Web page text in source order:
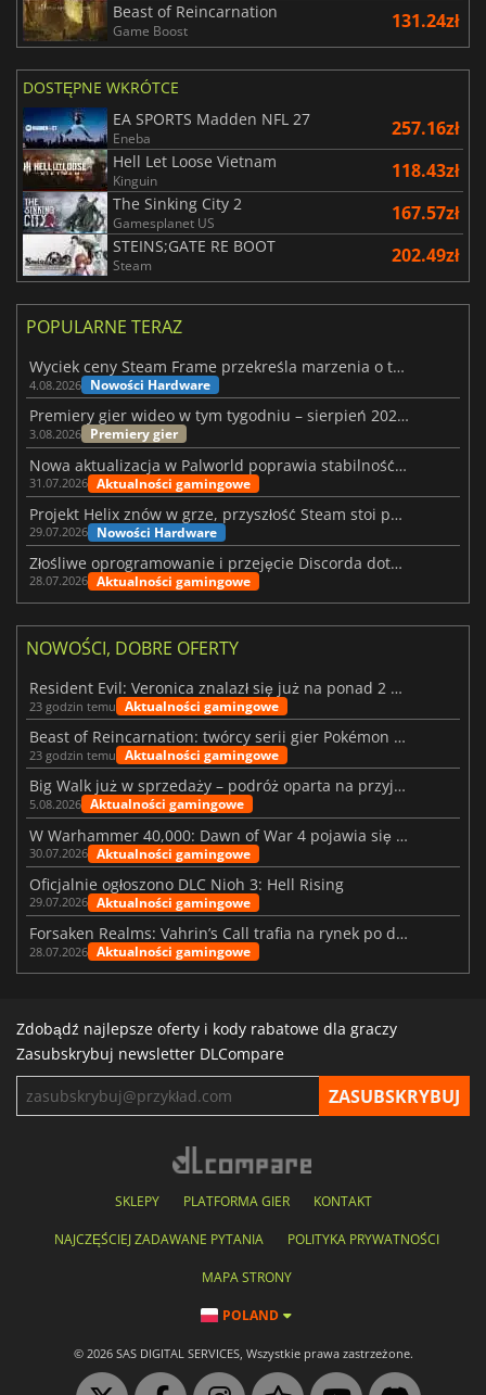
Beast of Reincarnation
Game Boost 131.24zł
DOSTĘPNE WKRÓTCE
EA SPORTS Madden NFL 27
Eneba 257.16zł
Hell Let Loose Vietnam
Kinguin 118.43zł
The Sinking City 2
Gamesplanet US 167.57zł
STEINS;GATE RE BOOT
Steam 202.49zł
POPULARNE TERAZ
Wyciek ceny Steam Frame przekreśla marzenia o tanim zestawie VR
4.08.2026 Nowości Hardware
Premiery gier wideo w tym tygodniu – sierpień 2026 r. (32. tydzień)
3.08.2026 Premiery gier
Nowa aktualizacja w Palworld poprawia stabilność Sunreach i walk z bossami
31.07.2026 Aktualności gamingowe
Projekt Helix znów w grze, przyszłość Steam stoi pod znakiem zapytania
29.07.2026 Nowości Hardware
Złośliwe oprogramowanie i przejęcie Discorda dotknęły Meccha Chameleon
28.07.2026 Aktualności gamingowe
NOWOŚCI, DOBRE OFERTY
Resident Evil: Veronica znalazł się już na ponad 2 milionach list życzeń
23 godzin temu Aktualności gamingowe
Beast of Reincarnation: twórcy serii gier Pokémon wkraczają na nową ścieżkę
23 godzin temu Aktualności gamingowe
Big Walk już w sprzedaży – podróż oparta na przyjaźni
5.08.2026 Aktualności gamingowe
W Warhammer 40,000: Dawn of War 4 pojawia się frakcja Nekronów
30.07.2026 Aktualności gamingowe
Oficjalnie ogłoszono DLC Nioh 3: Hell Rising
29.07.2026 Aktualności gamingowe
Forsaken Realms: Vahrin’s Call trafia na rynek po dziesięciu latach prac
28.07.2026 Aktualności gamingowe
Zdobądź najlepsze oferty i kody rabatowe dla graczy
Zasubskrybuj newsletter DLCompare
SKLEPY PLATFORMA GIER KONTAKT
NAJCZĘŚCIEJ ZADAWANE PYTANIA POLITYKA PRYWATNOŚCI
MAPA STRONY
POLAND
© 2026 SAS DIGITAL SERVICES, Wszystkie prawa zastrzeżone.